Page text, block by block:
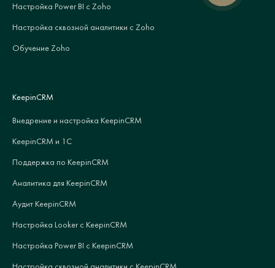
Настройка Power BI с Zoho
Настройка сквозной аналитики с Zoho
Обучение Zoho
KeepinCRM
Внедрение и настройка KeepinCRM
KeepinCRM и 1С
Поддержка по KeepinCRM
Аналитика для KeepinCRM
Аудит KeepinCRM
Настройка Looker с KeepinCRM
Настройка Power BI с KeepinCRM